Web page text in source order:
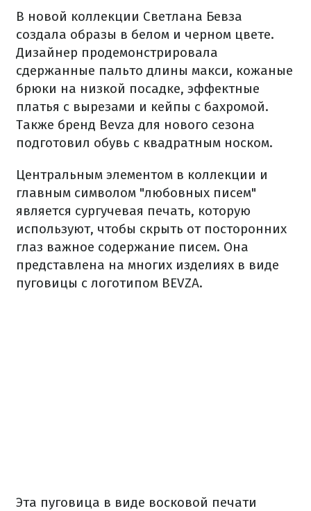
В новой коллекции Светлана Бевза
создала образы в белом и черном цвете.
Дизайнер продемонстрировала
сдержанные пальто длины макси, кожаные
брюки на низкой посадке, эффектные
платья с вырезами и кейпы с бахромой.
Также бренд Bevza для нового сезона
подготовил обувь с квадратным носком.
Центральным элементом в коллекции и
главным символом "любовных писем"
является сургучевая печать, которую
используют, чтобы скрыть от посторонних
глаз важное содержание писем. Она
представлена ​​на многих изделиях в виде
пуговицы с логотипом BEVZA.
Эта пуговица в виде восковой печати